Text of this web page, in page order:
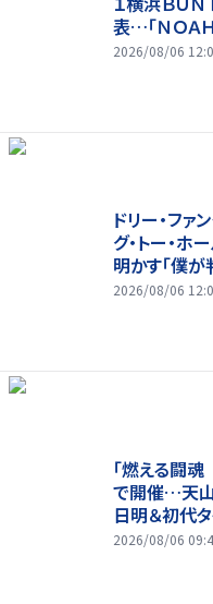
表…「ＮＯＡ
2026/08/06
ドリー・ファ
グ・トー・
明かす「僕が
2026/08/06
「燃える闘
で開催…天
日明＆初代タ
７まで
2026/08/06